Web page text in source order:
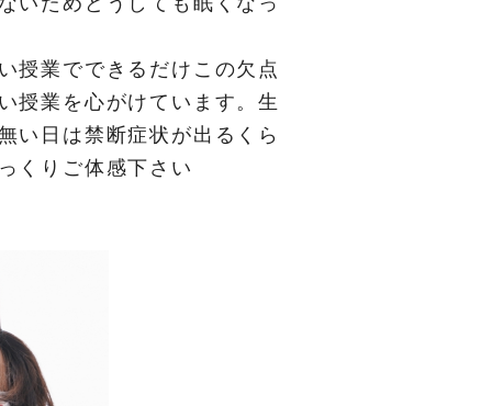
授業でできるだけこの欠点
授業を心がけています。生
い日は禁断症状が出るくら
くりご体感下さい